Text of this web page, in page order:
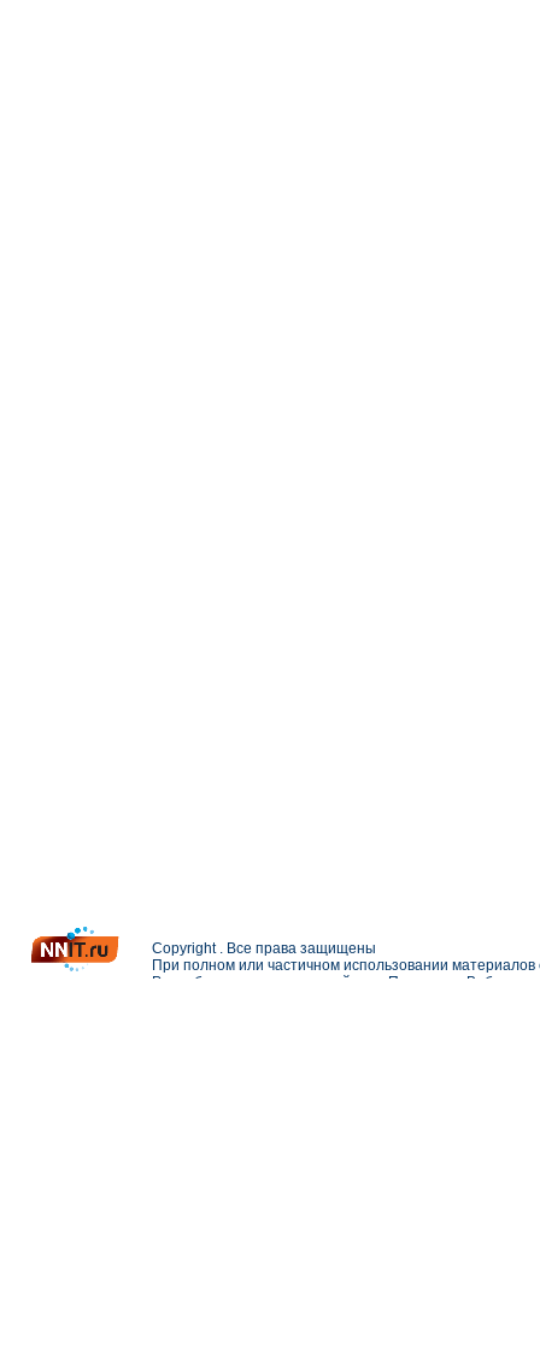
Copyright . Все права защищены
При полном или частичном использовании
Разработка и поддержка сайта — Петерлинк Веб